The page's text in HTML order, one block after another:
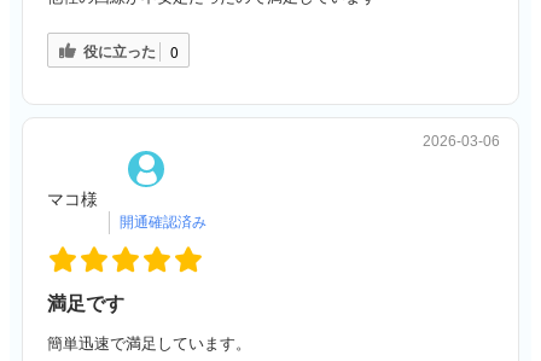
役に立った 0
マコ様
2026-03-06
満足です
簡単迅速で満足しています。